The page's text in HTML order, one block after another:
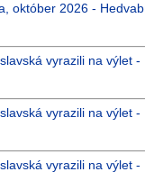
október 2026 -
vyrazili na výlet
vyrazili na výlet
vyrazili na výlet